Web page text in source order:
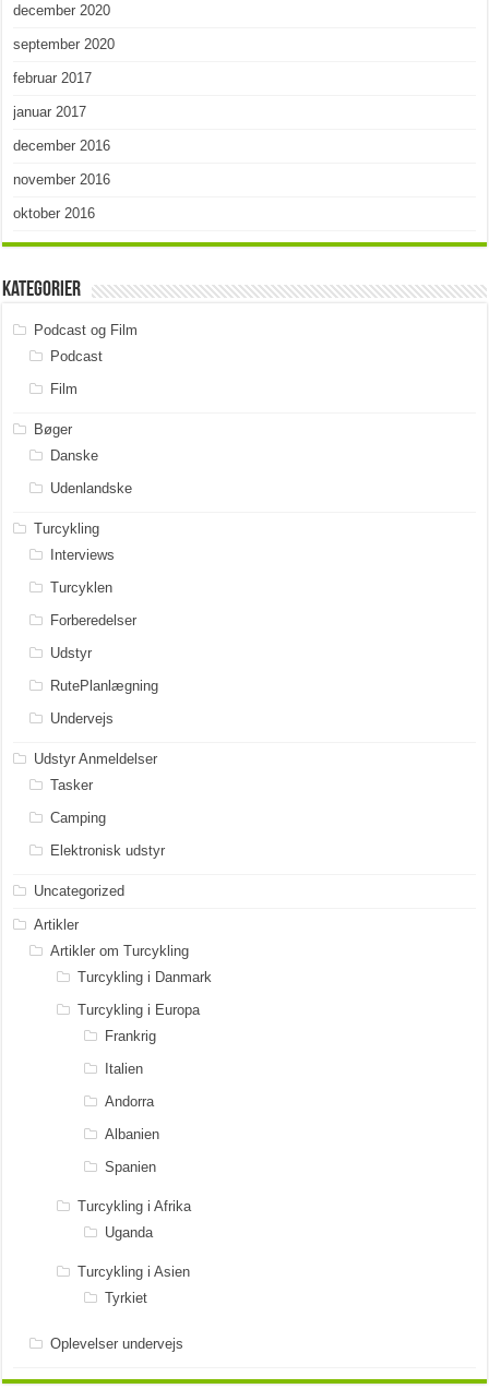
december 2020
september 2020
februar 2017
januar 2017
december 2016
november 2016
oktober 2016
Kategorier
Podcast og Film
Podcast
Film
Bøger
Danske
Udenlandske
Turcykling
Interviews
Turcyklen
Forberedelser
Udstyr
RutePlanlægning
Undervejs
Udstyr Anmeldelser
Tasker
Camping
Elektronisk udstyr
Uncategorized
Artikler
Artikler om Turcykling
Turcykling i Danmark
Turcykling i Europa
Frankrig
Italien
Andorra
Albanien
Spanien
Turcykling i Afrika
Uganda
Turcykling i Asien
Tyrkiet
Oplevelser undervejs